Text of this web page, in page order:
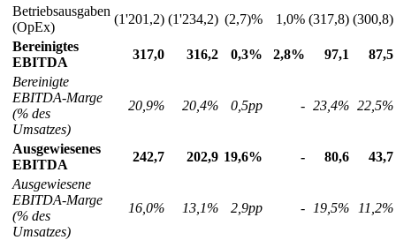
Betriebsausgaben
(OpEx)
(1'201,2) (1'234,2) (2,7)% 1,0% (317,8) (300,8)
Bereinigtes
EBITDA
317,0 316,2 0,3% 2,8% 97,1
87,5
Bereinigte
EBITDA-Marge
(% des
Umsatzes)
20,9% 20,4% 0,5pp - 23,4% 22,5%
Ausgewiesenes
EBITDA
242,7 202,9 19,6% - 80,6
43,7
Ausgewiesene
EBITDA-Marge
(% des
Umsatzes)
16,0% 13,1% 2,9pp - 19,5% 11,2%